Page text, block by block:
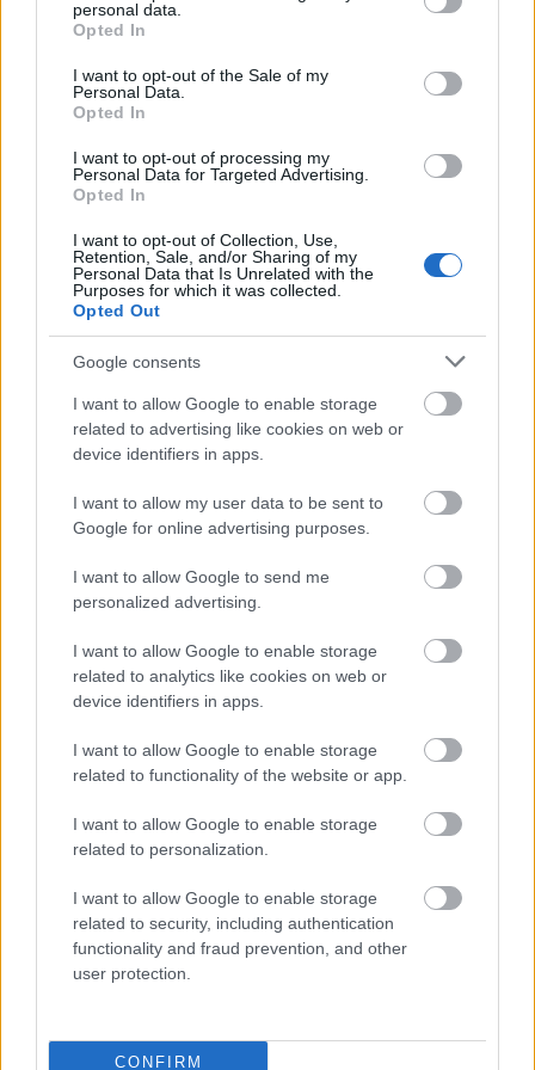
grant or deny consent to Google and its third-party tags to
use your data for below specified purposes in below Google
consent section.
personal data.
Opted In
I want to opt-out of the Sale of my
Personal Data.
Opted In
I want to opt-out of processing my
Personal Data for Targeted Advertising.
Opted In
I want to opt-out of Collection, Use,
Retention, Sale, and/or Sharing of my
Personal Data that Is Unrelated with the
Purposes for which it was collected.
Opted Out
Google consents
I want to allow Google to enable storage
related to advertising like cookies on web or
device identifiers in apps.
I want to allow my user data to be sent to
Google for online advertising purposes.
I want to allow Google to send me
personalized advertising.
I want to allow Google to enable storage
related to analytics like cookies on web or
device identifiers in apps.
I want to allow Google to enable storage
related to functionality of the website or app.
I want to allow Google to enable storage
related to personalization.
I want to allow Google to enable storage
related to security, including authentication
functionality and fraud prevention, and other
user protection.
CONFIRM
A Bukás: a berlini Führer-bunker
mítosza
donkanyar•2015. március 25.
A kétszeres műkorcsolya-olimpiai bajnok Katarina
Witt egykori lakása alatt lett öngyilkos Hitler. A
Führer-bunkerben további öt ember választotta a
Goebbels-gyermekről még nem is beszéltünk. A
Führer-bunker egykor és a helyére felépített…
Majdnem amerikai stílusú város lett
Budapest